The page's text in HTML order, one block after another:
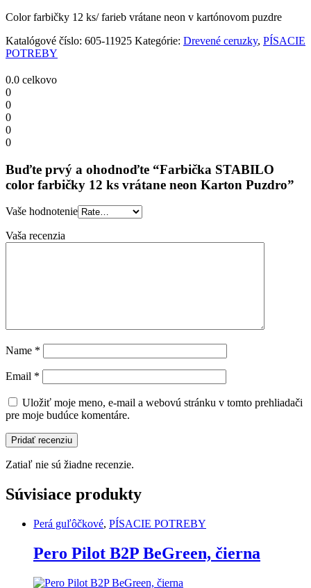
vrátane
Karton
Puzdro
Color farbičky 12 ks/ farieb vrátane neon v kartónovom puzdre
Katalógové číslo: 605-11925 Kategórie: Drevené ceruzky, PÍSACIE
POTREBY
0.0 celkovo
0
0
0
0
0
Buďte prvý a ohodnoďte “Farbička STABILO
color farbičky 12 ks vrátane neon Karton Puzdro”
Vaše hodnotenie
Vaša recenzia
Name *
Email *
Uložiť moje meno, e-mail a webovú stránku v tomto prehliadači
pre moje budúce komentáre.
Zatiaľ nie sú žiadne recenzie.
Súvisiace produkty
Perá guľôčkové, PÍSACIE POTREBY
Pero Pilot B2P BeGreen, čierna